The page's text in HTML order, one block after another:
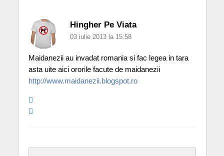
Hingher Pe Viata
03 iulie 2013 la 15:58
Maidanezii au invadat romania si fac legea in tara
asta uite aici ororile facute de maidanezii
http://www.maidanezii.blogspot.ro